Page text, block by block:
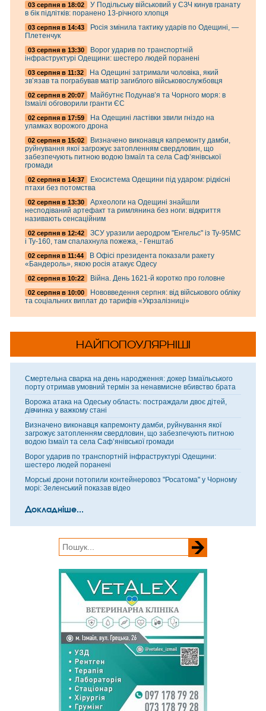
03 серпня в 18:02
У Подільську військовий у СЗЧ кинув гранату
в бік підлітків: поранено 13-річного хлопця
03 серпня в 14:43
Росія змінила тактику ударів по Одещині, —
Плетенчук
03 серпня в 13:30
Ворог ударив по транспортній
інфраструктурі Одещини: шестеро людей поранені
03 серпня в 11:32
На Одещині затримали чоловіка, який
зв’язав та пограбував матір загиблого військовослужбовця
02 серпня в 20:07
Майбутнє Подунав’я та Чорного моря: в
Ізмаїлі обговорили гранти ЄС
02 серпня в 17:59
На Одещині ластівки звили гніздо на
уламках ворожого дрона
02 серпня в 15:02
Визначено виконавця капремонту дамби,
руйнування якої загрожує затопленням свердловин, що
забезпечують питною водою Ізмаїл та села Саф’янівської
громади
02 серпня в 14:37
Екосистема Одещини під ударом: рідкісні
птахи без потомства
02 серпня в 13:30
Археологи на Одещині знайшли
несподіваний артефакт та римлянина без ноги: відкриття
називають сенсаційним
02 серпня в 12:42
ЗСУ уразили аеродром "Енгельс" із Ту-95МС
і Ту-160, там спалахнула пожежа, - Генштаб
02 серпня в 11:44
В Офісі президента показали ракету
«Бандероль», якою росія атакує Одесу
02 серпня в 10:22 Війна. День 1621-й коротко про головне
02 серпня в 10:00
Нововведення серпня: від військового обліку
та соціальних виплат до тарифів «Укрзалізниці»
НАЙПОПОУЛЯРНІШІ
Смертельна сварка на день народження: докер Ізмаїльського
порту отримав умовний термін за ненавмисне вбивство брата
Ворожа атака на Одеську область: постраждали двоє дітей,
дівчинка у важкому стані
Визначено виконавця капремонту дамби, руйнування якої
загрожує затопленням свердловин, що забезпечують питною
водою Ізмаїл та села Саф’янівської громади
Ворог ударив по транспортній інфраструктурі Одещини:
шестеро людей поранені
Морські дрони потопили контейнеровоз "Росатома" у Чорному
морі: Зеленський показав відео
Докладніше...